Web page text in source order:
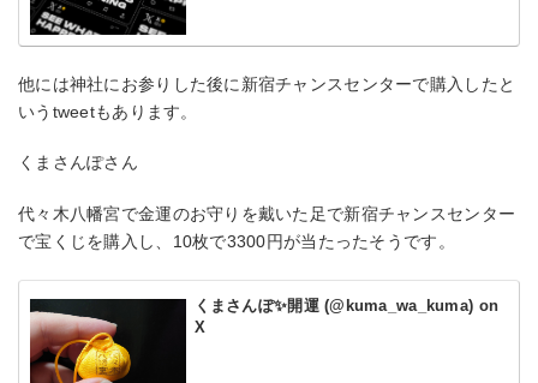
他には神社にお参りした後に新宿チャンスセンターで購入したと
いうtweetもあります。
くまさんぽさん
代々木八幡宮で金運のお守りを戴いた足で新宿チャンスセンター
で宝くじを購入し、10枚で3300円が当たったそうです。
くまさんぽ✨開運 (@kuma_wa_kuma) on
X